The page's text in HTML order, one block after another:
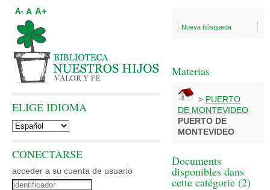
Nueva búsqueda
Materias
> PUERTO
DE MONTEVIDEO
PUERTO DE
MONTEVIDEO
Documents
disponibles dans
cette catégorie (2)
A- A A+
ELIGE IDIOMA
CONECTARSE
acceder a su cuenta de usuario